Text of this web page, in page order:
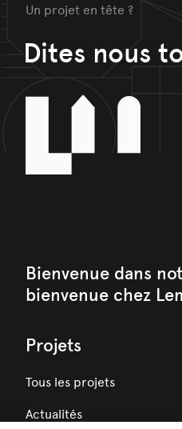
Un projet en tête ?
Dites nous
Bienvenue dans
bienvenue chez
Projets
Tous les projets
Actualités